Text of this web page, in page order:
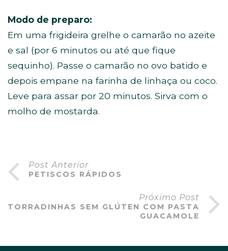
Modo de preparo:
Em uma frigideira grelhe o camarão no azeite
e sal (por 6 minutos ou até que fique
sequinho). Passe o camarão no ovo batido e
depois empane na farinha de linhaça ou coco.
Leve para assar por 20 minutos. Sirva com o
molho de mostarda.
Post Anterior
PETISCOS RÁPIDOS
Próximo Post
TORRADINHAS SEM GLÚTEN COM PASTA
GUACAMOLE